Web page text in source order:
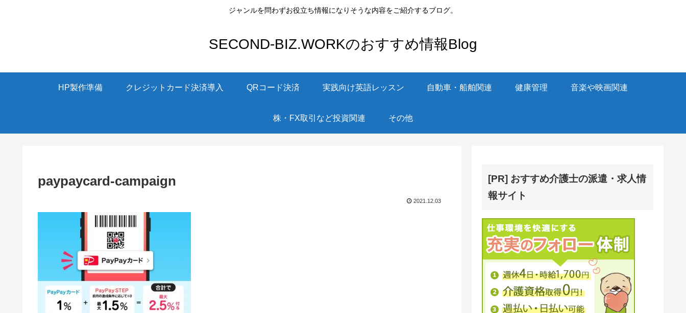
ジャンルを問わずお役立ち情報になりそうな内容をご紹介するブログ。
SECOND-BIZ.WORKのおすすめ情報Blog
HP製作準備 クレジットカード決済導入 QRコード決済 実践向け英語レッスン 自動車・船舶関連 健康管理 音楽や映画関連
株・FX取引など投資関連 その他
paypaycard-campaign
2021.12.03
[PR] おすすめ介護士の派遣・求人情
報サイト